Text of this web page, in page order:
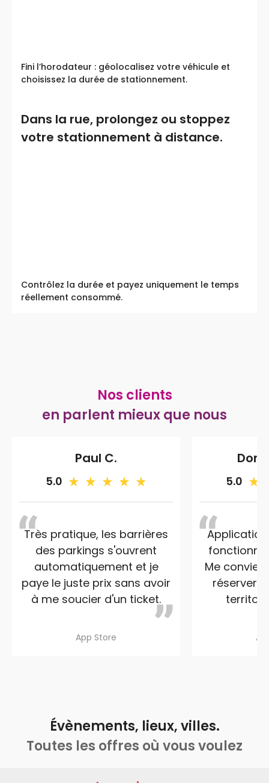
Fini l’horodateur : géolocalisez votre véhicule et
choisissez la durée de stationnement.
Dans la rue, prolongez ou stoppez
votre stationnement à distance.
Contrôlez la durée et payez uniquement le temps
réellement consommé.
Nos clients
en parlent mieux que nous
Paul C.
5.0
Très pratique, les barrières
des parkings s'ouvrent
automatiquement et je
paye le juste prix sans avoir
à me soucier d'un ticket.
App Store
5.0
Me
réserver
Évènements, lieux, villes.
Toutes les offres où vous voulez